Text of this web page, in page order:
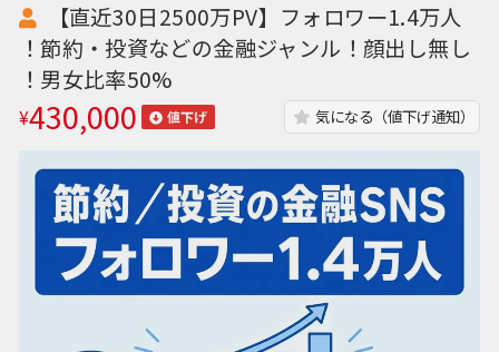
【直近30日2500万PV】フォロワー1.4万人
！節約・投資などの金融ジャンル！顔出し無し
！男女比率50%
¥430,000 値下げ 気になる（値下げ通知）